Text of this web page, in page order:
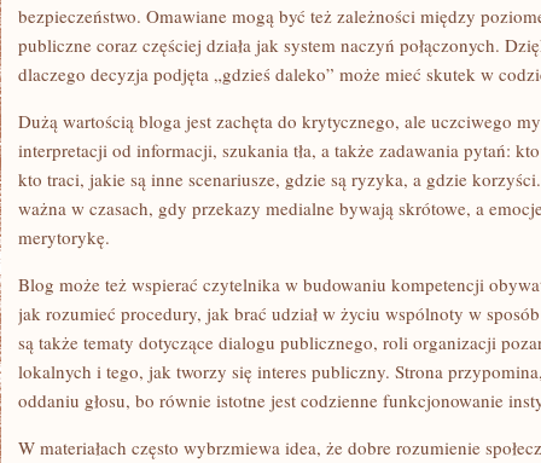
bezpieczeństwo. Omawiane mogą być też zależności między
publiczne coraz częściej działa jak system naczyń połączonych.
dlaczego decyzja podjęta „gdzieś daleko” może mieć skutek w
Dużą wartością bloga jest zachęta do krytycznego, ale uczciwego
interpretacji od informacji, szukania tła, a także zadawania pytań:
kto traci, jakie są inne scenariusze, gdzie są ryzyka, a gdzie
ważna w czasach, gdy przekazy medialne bywają skrótowe, a
merytorykę.
Blog może też wspierać czytelnika w budowaniu kompetencji
jak rozumieć procedury, jak brać udział w życiu wspólnoty w
są także tematy dotyczące dialogu publicznego, roli organizacji
lokalnych i tego, jak tworzy się interes publiczny. Strona
oddaniu głosu, bo równie istotne jest codzienne funkcjonowanie
W materiałach często wybrzmiewa idea, że dobre rozumienie